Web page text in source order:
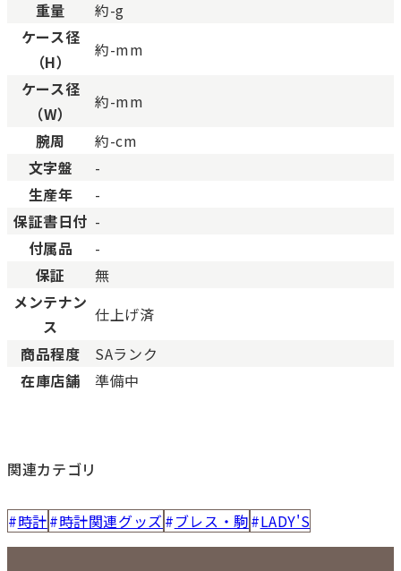
重量
約-g
ケース径
（H）
約-mm
ケース径
（W）
約-mm
腕周
約-cm
文字盤
-
生産年
-
保証書日付 -
付属品
-
保証
無
メンテナン
ス
仕上げ済
商品程度
SAランク
在庫店舗
準備中
関連カテゴリ
時計 時計関連グッズ ブレス・駒 LADY'S